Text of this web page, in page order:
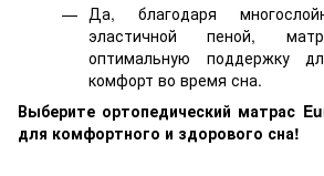
Да, благодаря
эластичной пеной,
оптимальную поддержку
комфорт во время сна.
Выберите ортопедический матрас
для комфортного и здорового сна!